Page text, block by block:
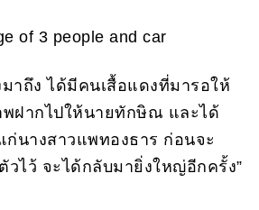
าถึง ได้มีคนเสื้อแดงที่มารอให้
พฝากไปให้นายทักษิณ และได้
ก่นางสาวแพทองธาร ก่อนจะ
วไว้ จะได้กลับมายิ่งใหญ่อีกครั้ง”